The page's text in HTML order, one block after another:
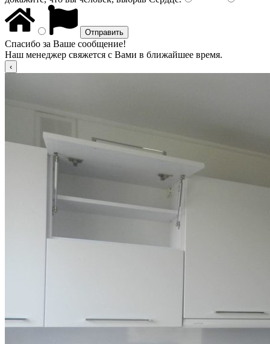
Спасибо за Ваше сообщение!
Наш менеджер свяжется с Вами в ближайшее время.